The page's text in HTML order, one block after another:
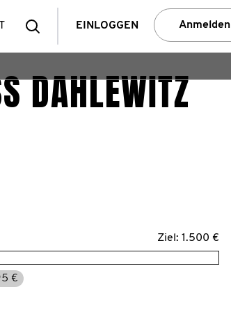
SuchenEINLOGGEN Anmelden
DAHLEWITZ
Ziel: 1.500 €
€